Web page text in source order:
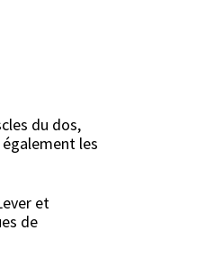
du dos,
les
et
de